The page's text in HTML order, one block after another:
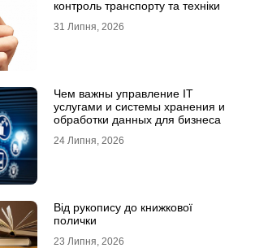
контроль транспорту та техніки
31 Липня, 2026
Чем важны управление IT
услугами и системы хранения и
обработки данных для бизнеса
24 Липня, 2026
Від рукопису до книжкової
полички
23 Липня, 2026